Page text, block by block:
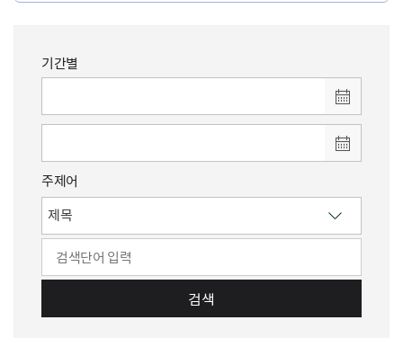
기간별
주제어
검색